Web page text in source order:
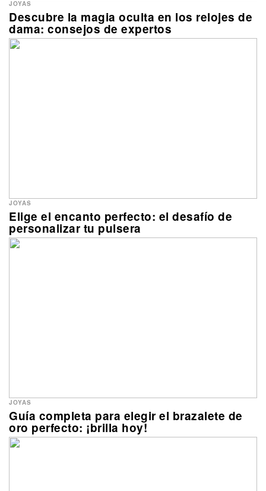
Descubre la magia oculta en los relojes de
dama: consejos de expertos
JOYAS
Elige el encanto perfecto: el desafío de
personalizar tu pulsera
JOYAS
Guía completa para elegir el brazalete de
oro perfecto: ¡brilla hoy!
JOYAS